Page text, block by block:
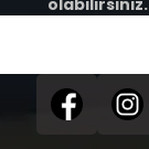
olabilirsiniz.